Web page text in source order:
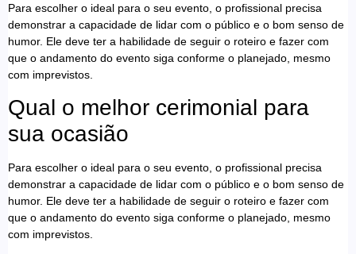
Para escolher o ideal para o seu evento, o profissional precisa
demonstrar a capacidade de lidar com o público e o bom senso de
humor. Ele deve ter a habilidade de seguir o roteiro e fazer com
que o andamento do evento siga conforme o planejado, mesmo
com imprevistos.
Qual o melhor cerimonial para
sua ocasião
Para escolher o ideal para o seu evento, o profissional precisa
demonstrar a capacidade de lidar com o público e o bom senso de
humor. Ele deve ter a habilidade de seguir o roteiro e fazer com
que o andamento do evento siga conforme o planejado, mesmo
com imprevistos.